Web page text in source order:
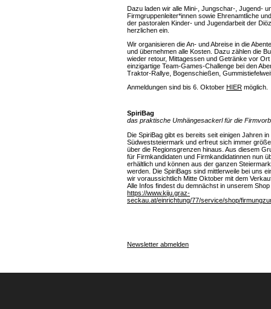
Dazu laden wir alle Mini-, Jungschar-, Jugend-
Firmgruppenleiter*innen sowie Ehrenamtliche
der pastoralen Kinder- und Jugendarbeit der
herzlichen ein.
Wir organisieren die An- und Abreise in die
und übernehmen alle Kosten. Dazu zählen die
wieder retour, Mittagessen und Getränke vor
einzigartige Team-Games-Challenge bei den
Traktor-Rallye, Bogenschießen,
Anmeldungen sind bis 6. Oktober HIER möglich.
SpiriBag
das praktische Umhängesackerl für die
Die SpiriBag gibt es bereits seit einigen Jahren in
Südweststeiermark und erfreut sich immer
über die Regionsgrenzen hinaus . Aus diesem
für Firmkandidaten und Firmkandidatinnen nun
erhältlich und können aus der ganzen
werden. Die SpiriBags sind mittlerweile bei uns
wir voraussichtlich Mitte Oktober mit dem
Alle Infos findest du demnächst in unserem
https://www.kiju.graz-
seckau.at/einrichtung/77/service/shop/
Newsletter abmelden